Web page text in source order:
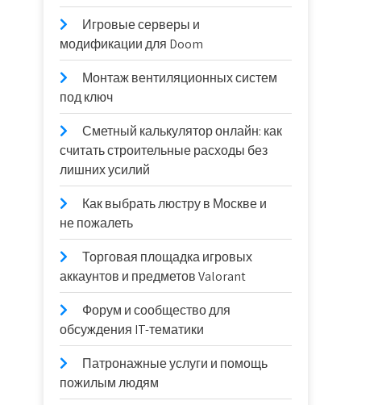
Игровые серверы и
модификации для Doom
Монтаж вентиляционных систем
под ключ
Сметный калькулятор онлайн: как
считать строительные расходы без
лишних усилий
Как выбрать люстру в Москве и
не пожалеть
Торговая площадка игровых
аккаунтов и предметов Valorant
Форум и сообщество для
обсуждения IT-тематики
Патронажные услуги и помощь
пожилым людям